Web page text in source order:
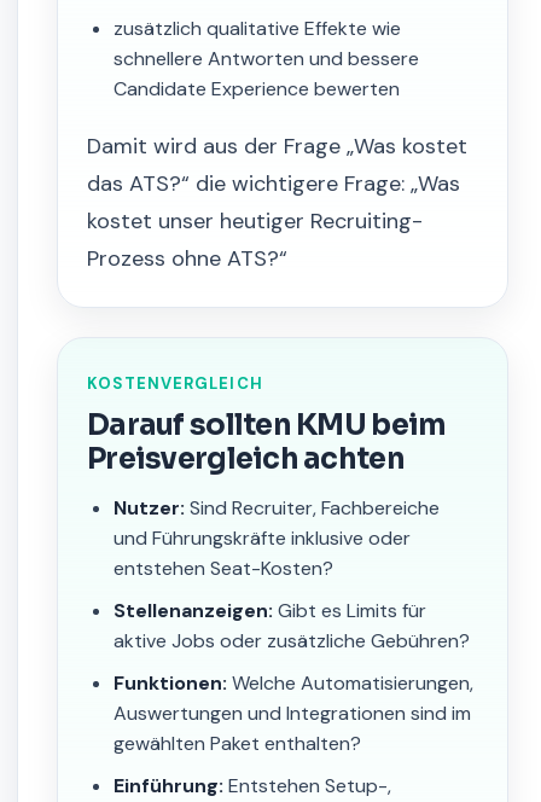
zusätzlich qualitative Effekte wie
schnellere Antworten und bessere
Candidate Experience bewerten
Damit wird aus der Frage „Was kostet
das ATS?“ die wichtigere Frage: „Was
kostet unser heutiger Recruiting-
Prozess ohne ATS?“
KOSTENVERGLEICH
Darauf sollten KMU beim
Preisvergleich achten
Nutzer: Sind Recruiter, Fachbereiche
und Führungskräfte inklusive oder
entstehen Seat-Kosten?
Stellenanzeigen: Gibt es Limits für
aktive Jobs oder zusätzliche Gebühren?
Funktionen: Welche Automatisierungen,
Auswertungen und Integrationen sind im
gewählten Paket enthalten?
Einführung: Entstehen Setup-,